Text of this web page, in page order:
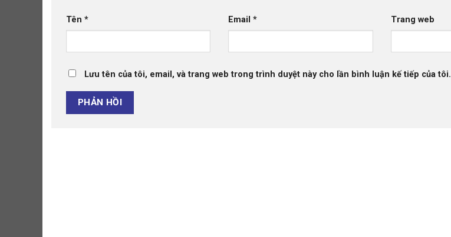
Tên * Email* Trang web
Lưu tên của tôi, email, và trang web trong trình duyệt này cho lần bình luận kế tiếp của tôi.